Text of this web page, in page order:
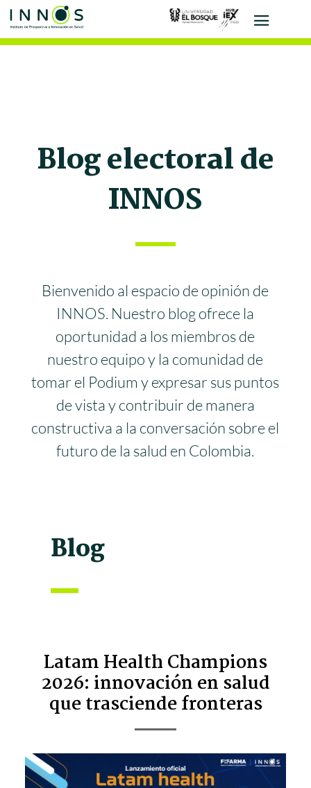
Blog electoral de
INNOS
Bienvenido al espacio de opinión de
INNOS. Nuestro blog ofrece la
oportunidad a los miembros de
nuestro equipo y la comunidad de
tomar el Podium y expresar sus puntos
de vista y contribuir de manera
constructiva a la conversación sobre el
futuro de la salud en Colombia.
Blog
Latam Health Champions
2026: innovación en salud
que trasciende fronteras